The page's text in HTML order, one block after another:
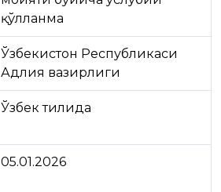
қўлланма
Ўзбекистон Республикаси
Адлия вазирлиги
Ўзбек тилида
05.01.2026